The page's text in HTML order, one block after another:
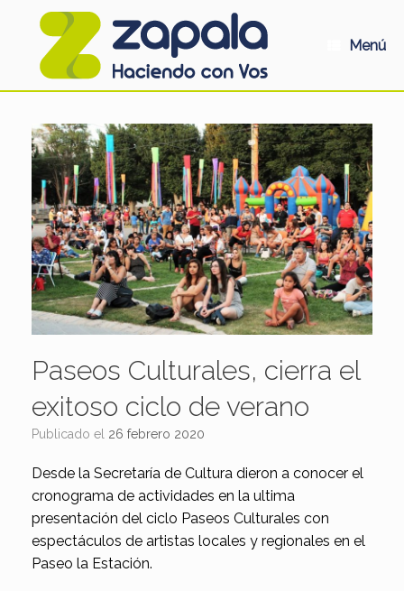
Menú
Paseos Culturales, cierra el
exitoso ciclo de verano
Publicado el 26 febrero 2020
Desde la Secretaría de Cultura dieron a conocer el
cronograma de actividades en la ultima
presentación del ciclo Paseos Culturales con
espectáculos de artistas locales y regionales en el
Paseo la Estación.